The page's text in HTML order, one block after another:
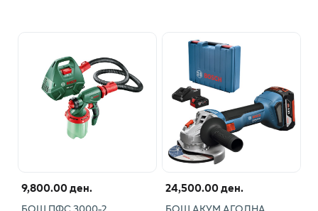
9,800.00 ден. 24,500.00 ден.